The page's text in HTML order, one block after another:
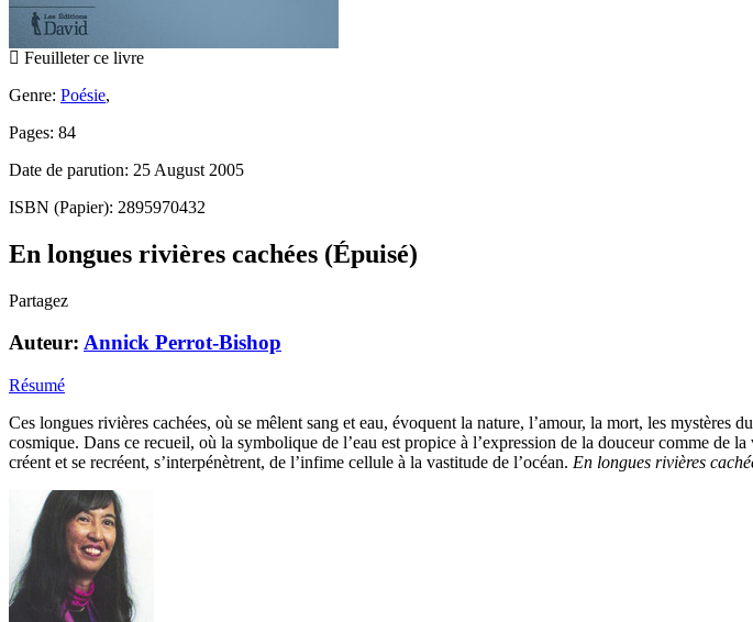
Feuilleter ce livre
Genre: Poésie,
Pages: 84
Date de parution: 25 August 2005
ISBN (Papier): 2895970432
En longues rivières cachées (Épuisé)
Partagez
Auteur: Annick Perrot-Bishop
Résumé
Ces longues rivières cachées, où se mêlent sang et eau, évoquent la nature, l’amour, la mort, les mystères
cosmique. Dans ce recueil, où la symbolique de l’eau est propice à l’expression de la douceur comme de
créent et se recréent, s’interpénètrent, de l’infime cellule à la vastitude de l’océan. En longues rivières